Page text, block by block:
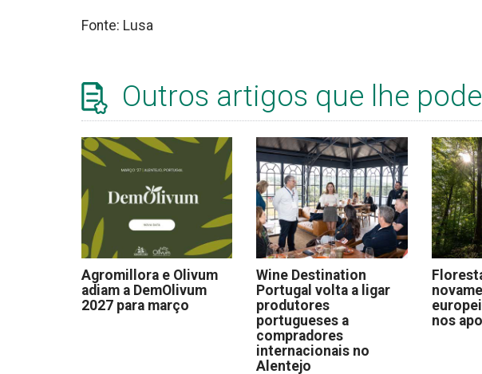
Fonte: Lusa
Outros artigos que lhe
Agromillora e Olivum
adiam a DemOlivum
2027 para março
Wine Destination
Portugal volta a ligar
produtores
portugueses a
compradores
internacionais no
Alentejo
nos